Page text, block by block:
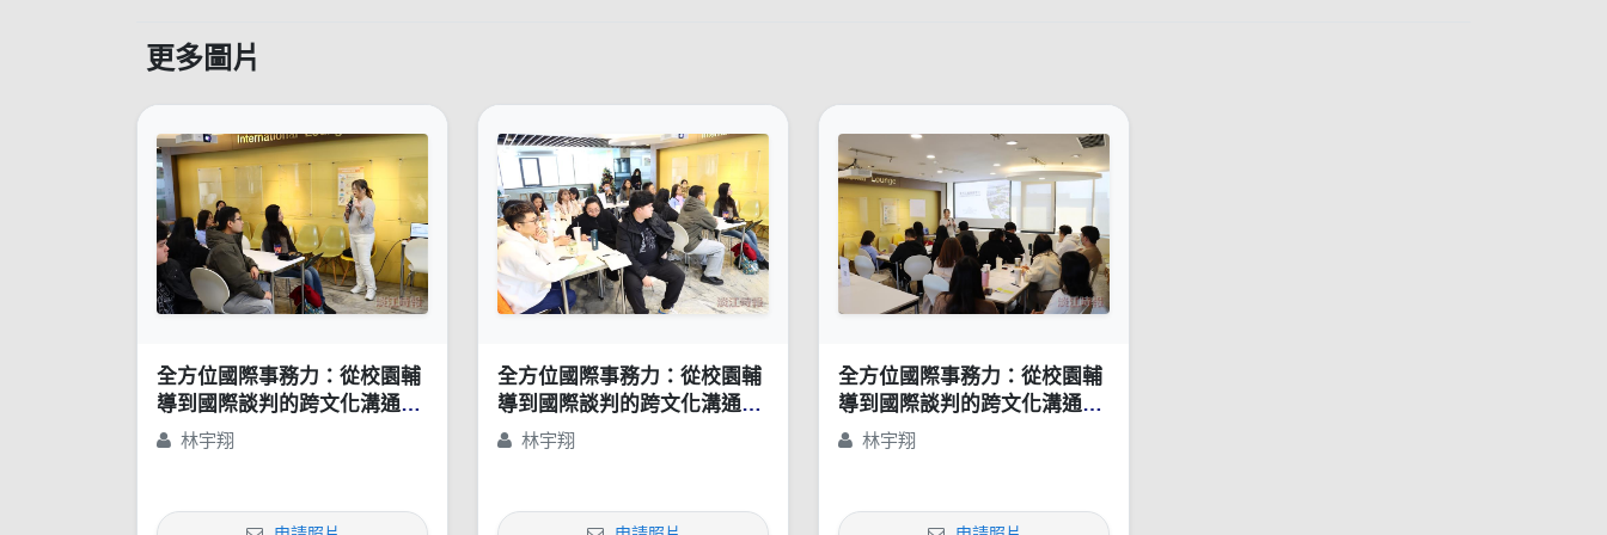
更多圖片
全方位國際事務力：從校園輔
導到國際談判的跨文化溝通策
略
林宇翔
全方位國際事務力：從校園輔
導到國際談判的跨文化溝通策
略
林宇翔
全方位國際事務力：從校園輔
導到國際談判的跨文化溝通策
略
林宇翔